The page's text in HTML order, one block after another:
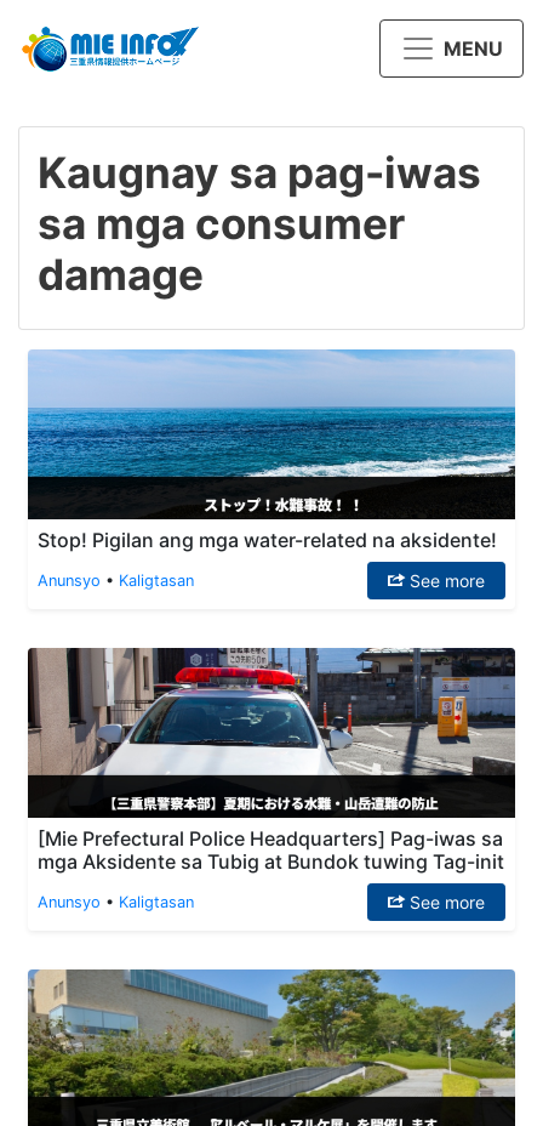
MENU
Kaugnay sa pag-iwas
sa mga consumer
damage
Stop! Pigilan ang mga water-related na aksidente!
Anunsyo • Kaligtasan See more
[Mie Prefectural Police Headquarters] Pag-iwas sa
mga Aksidente sa Tubig at Bundok tuwing Tag-init
Anunsyo • Kaligtasan See more